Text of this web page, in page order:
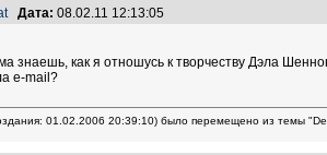
Дата: 08.02.11 12:13:05
знаешь, как я отношусь к творчеству Дэла
e-mail?
01.02.2006 20:39:10) было перемещено из темы